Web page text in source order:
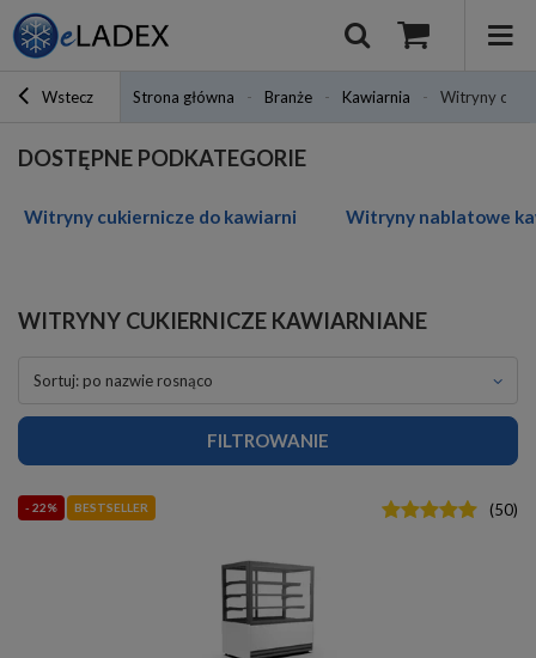
Wstecz Strona główna Branże Kawiarnia Witryny
DOSTĘPNE PODKATEGORIE
Witryny cukiernicze do kawiarni Witryny nablatowe
WITRYNY CUKIERNICZE KAWIARNIANE
sortuj: po nazwie rosnąco
FILTROWANIE
- 22% BESTSELLER (50)